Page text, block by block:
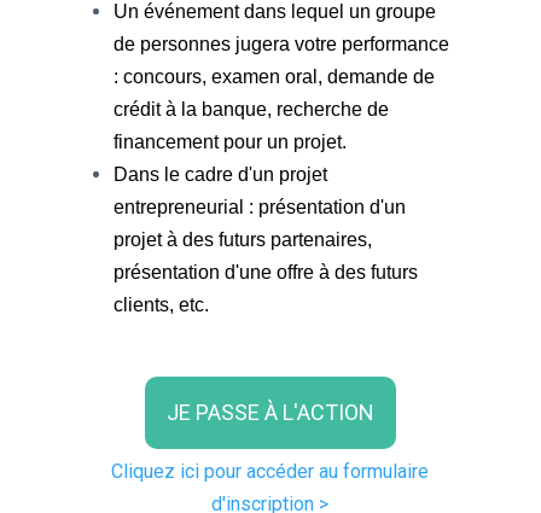
Un événement dans lequel un groupe
de personnes jugera votre performance
: concours, examen oral, demande de
crédit à la banque, recherche de
financement pour un projet.
Dans le cadre d'un projet
entrepreneurial : présentation d'un
projet à des futurs partenaires,
présentation d'une offre à des futurs
clients, etc.
JE PASSE À L'ACTION
Cliquez ici pour accéder au formulaire
d'inscription >